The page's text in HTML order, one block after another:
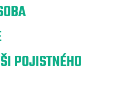
POJISTNÉHO